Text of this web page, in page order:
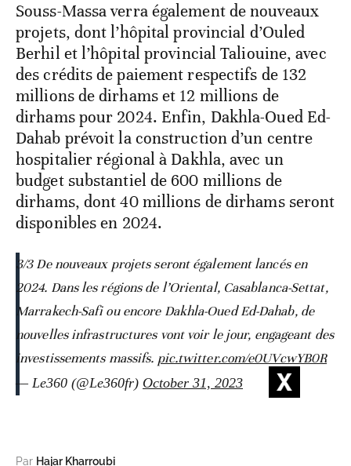
Souss-Massa verra également de nouveaux
projets, dont l’hôpital provincial d’Ouled
Berhil et l’hôpital provincial Taliouine, avec
des crédits de paiement respectifs de 132
millions de dirhams et 12 millions de
dirhams pour 2024. Enfin, Dakhla-Oued Ed-
Dahab prévoit la construction d’un centre
hospitalier régional à Dakhla, avec un
budget substantiel de 600 millions de
dirhams, dont 40 millions de dirhams seront
disponibles en 2024.
3/3 De nouveaux projets seront également lancés en
2024. Dans les régions de l’Oriental, Casablanca-Settat,
Marrakech-Safi ou encore Dakhla-Oued Ed-Dahab, de
nouvelles infrastructures vont voir le jour, engageant des
investissements massifs. pic.twitter.com/e0UVcwYB0R
— Le360 (@Le360fr) October 31, 2023
Par Hajar Kharroubi